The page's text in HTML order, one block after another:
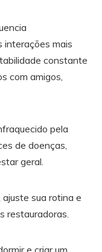
interações mais
constante
com amigos,
pela
de doenças,
geral.
ajuste sua rotina e
restauradoras.
e criar um